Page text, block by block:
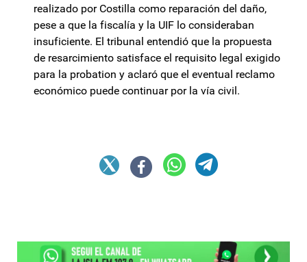
realizado por Costilla como reparación del daño,
pese a que la fiscalía y la UIF lo consideraban
insuficiente. El tribunal entendió que la propuesta
de resarcimiento satisface el requisito legal exigido
para la probation y aclaró que el eventual reclamo
económico puede continuar por la vía civil.